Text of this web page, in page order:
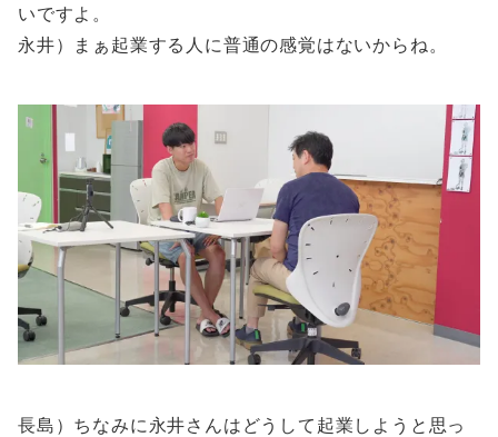
いですよ。
永井）まぁ起業する人に普通の感覚はないからね。
長島）ちなみに永井さんはどうして起業しようと思っ